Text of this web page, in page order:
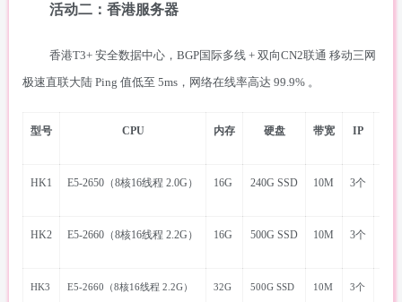
活动二：香港服务器
香港T3+ 安全数据中心，BGP国际多线 + 双向CN2联通 移动三网
极速直联大陆 Ping 值低至 5ms，网络在线率高达 99.9% 。
型号 CPU 内存 硬盘 带宽 IP
HK1 E5-2650（8核16线程 2.0G） 16G 240G SSD 10M 3个
HK2 E5-2660（8核16线程 2.2G） 16G 500G SSD 10M 3个
HK3 E5-2660（8核16线程 2.2G） 32G 500G SSD 10M 3个